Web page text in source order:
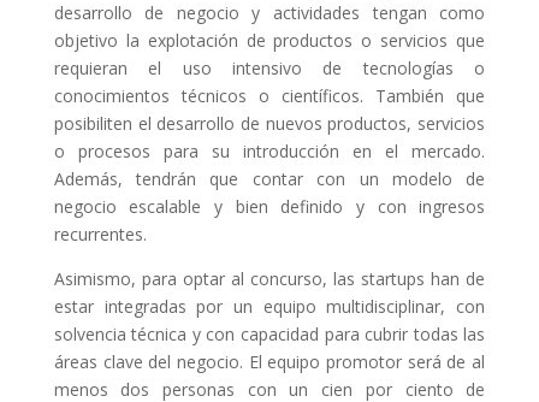
desarrollo de negocio y actividades tengan como
objetivo la explotación de productos o servicios que
requieran el uso intensivo de tecnologías o
conocimientos técnicos o científicos. También que
posibiliten el desarrollo de nuevos productos, servicios
o procesos para su introducción en el mercado.
Además, tendrán que contar con un modelo de
negocio escalable y bien definido y con ingresos
recurrentes.
Asimismo, para optar al concurso, las startups han de
estar integradas por un equipo multidisciplinar, con
solvencia técnica y con capacidad para cubrir todas las
áreas clave del negocio. El equipo promotor será de al
menos dos personas con un cien por ciento de